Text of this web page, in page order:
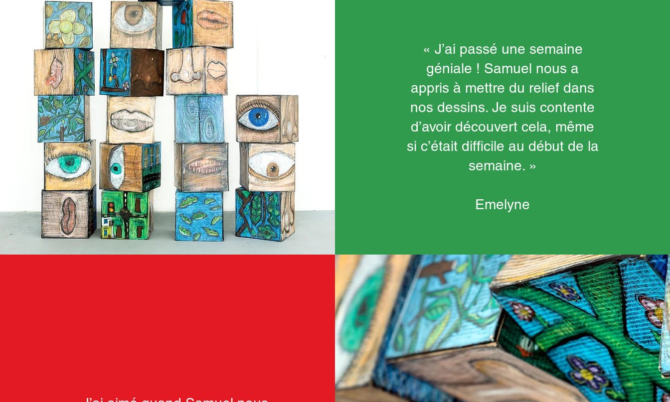
« J’ai passé une semaine
géniale ! Samuel nous a
appris à mettre du relief dans
nos dessins. Je suis contente
d’avoir découvert cela, même
si c’était difficile au début de la
semaine. »
Emelyne